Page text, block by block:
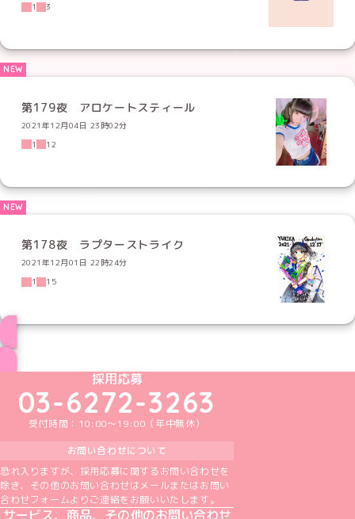
1
3
第179夜 アロケートスティール
2021年12月04日 23時02分
1
12
第178夜 ラプターストライク
2021年12月01日 22時24分
1
15
めいどりーみんTikTok公式アカウント
めいどりーみんX公式アカウント
めいどりーみんInstagram公式アカウント
めいどりーみんFacebook公式アカウン
めいどりーみんYouTube公式アカ
採用応募
03-6272-3263
受付時間：10:00～19:00（年中無休）
お問い合わせについて
恐れ入りますが、採用応募に関するお問い合わせを
除き、その他のお問い合わせはメールまたはお問い
合わせフォームよりご連絡をお願いいたします。
サービス、商品、その他のお問い合わせ